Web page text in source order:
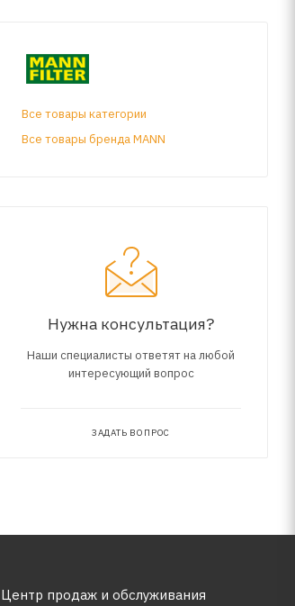
Все товары категории
Все товары бренда MANN
Нужна консультация?
Наши специалисты ответят на любой
интересующий вопрос
ЗАДАТЬ ВОПРОС
Центр продаж и обслуживания